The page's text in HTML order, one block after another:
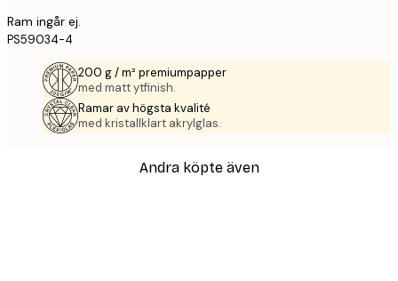
Ram ingår ej.
PS59034-4
200 g / m² premiumpapper
med matt ytfinish.
Ramar av högsta kvalité
med kristallklart akrylglas.
Andra köpte även